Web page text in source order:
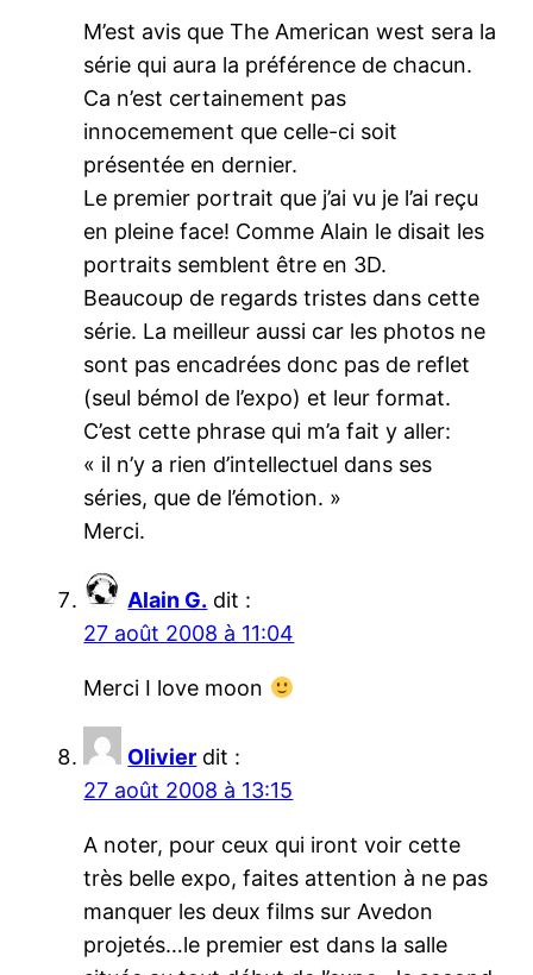
M’est avis que The American west sera la
série qui aura la préférence de chacun.
Ca n’est certainement pas
innocemement que celle-ci soit
présentée en dernier.
Le premier portrait que j’ai vu je l’ai reçu
en pleine face! Comme Alain le disait les
portraits semblent être en 3D.
Beaucoup de regards tristes dans cette
série. La meilleur aussi car les photos ne
sont pas encadrées donc pas de reflet
(seul bémol de l’expo) et leur format.
C’est cette phrase qui m’a fait y aller:
« il n’y a rien d’intellectuel dans ses
séries, que de l’émotion. »
Merci.
Alain G. dit :
27 août 2008 à 11:04
Merci I love moon
Olivier dit :
27 août 2008 à 13:15
A noter, pour ceux qui iront voir cette
très belle expo, faites attention à ne pas
manquer les deux films sur Avedon
projetés…le premier est dans la salle